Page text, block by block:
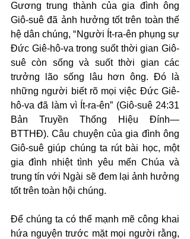
Gương trung thành của gia đình ông
Giô-suê đã ảnh hưởng tốt trên toàn thế
hệ dân chúng, “Người Ít-ra-ên phụng sự
Đức Giê-hô-va trong suốt thời gian Giô-
suê còn sống và suốt thời gian các
trưởng lão sống lâu hơn ông. Đó là
những người biết rõ mọi việc Đức Giê-
hô-va đã làm vì Ít-ra-ên” (Giô-suê 24:31
Bản Truyền Thống Hiệu Đính—
BTTHĐ). Câu chuyện của gia đình ông
Giô-suê giúp chúng ta rút bài học, một
gia đình nhiệt tình yêu mến Chúa và
trung tín với Ngài sẽ đem lại ảnh hưởng
tốt trên toàn hội chúng.
Để chúng ta có thể mạnh mẽ công khai
hứa nguyện trước mặt mọi người rằng,